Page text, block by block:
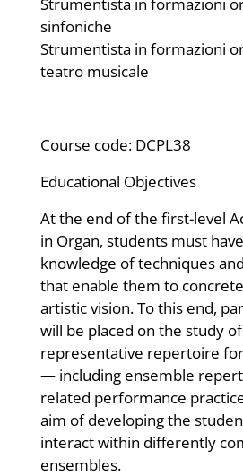
sinfoniche
Strumentista in formazioni
teatro musicale
Course code: DCPL38
Educational Objectives
At the end of the first-level
in Organ, students must
knowledge of techniques
that enable them to
artistic vision. To this end,
will be placed on the study
representative repertoire
— including ensemble
related performance
aim of developing the
interact within differently
ensembles.